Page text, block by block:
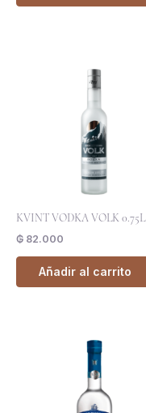
KVINT VODKA VOLK 0.75L
₲ 82.000
Añadir al carrito